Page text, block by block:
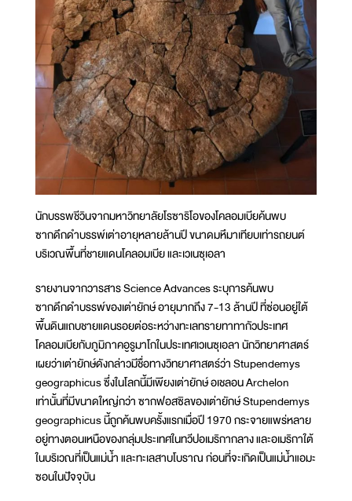
นักบรรพชีวินจากมหาวิทยาลัยโรซาริโอของโคลอมเบียค้นพบ
ซากดึกดำบรรพ์เต่าอายุหลายล้านปี ขนาดมหึมาเทียบเท่ารถยนต์
บริเวณพื้นที่ชายแดนโคลอมเบีย และเวเนซุเอลา
รายงานจากวารสาร Science Advances ระบุการค้นพบ
ซากดึกดำบรรพ์ของเต่ายักษ์ อายุมากถึง 7-13 ล้านปี ที่ซ่อนอยู่ใต้
พื้นดินแถบชายแดนรอยต่อระหว่างทะเลทรายทาทากัวประเทศ
โคลอมเบียกับภูมิภาคอูรูมาโกในประเทศเวเนซุเอลา นักวิทยาศาสตร์
เผยว่าเต่ายักษ์ดังกล่าวมีชื่อทางวิทยาศาสตร์ว่า Stupendemys
geographicus ซึ่งในโลกนี้มีเพียงเต่ายักษ์ อเชลอน Archelon
เท่านั้นที่มีขนาดใหญ่กว่า ซากฟอสซิลของเต่ายักษ์ Stupendemys
geographicus นี้ถูกค้นพบครั้งแรกเมื่อปี 1970 กระจายแพร่หลาย
อยู่ทางตอนเหนือของกลุ่มประเทศในทวีปอเมริกากลาง และอเมริกาใต้
ในบริเวณที่เป็นแม่น้ำ และทะเลสาบโบราณ ก่อนที่จะเกิดเป็นแม่น้ำแอมะ
ซอนในปัจจุบัน